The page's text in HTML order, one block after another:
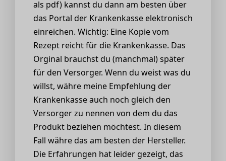
als pdf) kannst du dann am besten über
das Portal der Krankenkasse elektronisch
einreichen. Wichtig: Eine Kopie vom
Rezept reicht für die Krankenkasse. Das
Orginal brauchst du (manchmal) später
für den Versorger. Wenn du weist was du
willst, währe meine Empfehlung der
Krankenkasse auch noch gleich den
Versorger zu nennen von dem du das
Produkt beziehen möchtest. In diesem
Fall währe das am besten der Hersteller.
Die Erfahrungen hat leider gezeigt, das